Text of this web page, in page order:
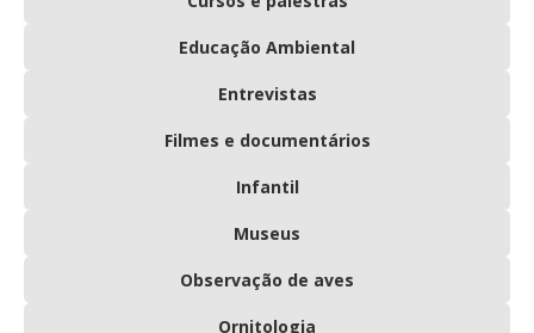
Educação Ambiental
Entrevistas
Filmes e documentários
Infantil
Museus
Observação de aves
Ornitologia